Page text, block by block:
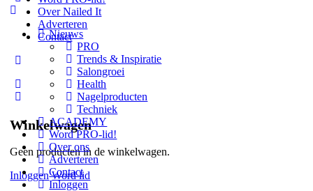
Over Nailed It
Adverteren
Contact
options
Winkelwagen
Geen producten in de winkelwagen.
Inloggen Word lid
Nieuws
PRO
Trends & Inspiratie
Salongroei
Health
Nagelproducten
Techniek
ACADEMY
Word PRO-lid!
Over ons
Adverteren
Contact
Inloggen